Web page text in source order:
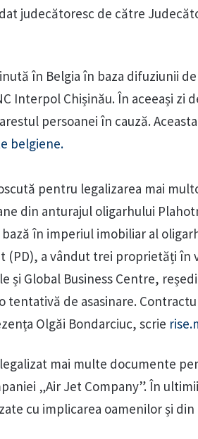
judecătoresc de către
în Belgia în baza difuziunii
Interpol Chișinău. În aceeași zi
persoanei în cauză.
belgiene.
pentru legalizarea mai
din anturajul oligarhului
bază în imperiul imobiliar al
(PD), a vândut trei proprietăți în
și Global Business Centre,
tentativă de asasinare.
Olgăi Bondarciuc, scrie
mai multe documente
„Air Jet Company”. În
cu implicarea oamenilor și din